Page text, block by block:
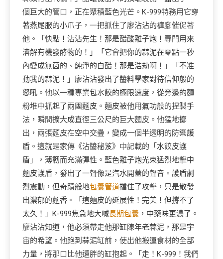
個巨大的管口，正在聚積藍色光芒。K-999特務用它穿
著燕尾服的小爪子，一把抓住了廖沾沾的褲腳催促著
他。「快點！沾沾先生！那是醋酸離子炮！專門用來
溶解有機發酵物的！」「它會把你的蒜泥在零點一秒
內變成無菌的、純淨的白醋！那是浩劫啊！」「不准
動我的蒜泥！」廖沾沾發出了醬料學家對待信仰般的
怒吼。他以一種專業包水餃的極限速度，從旁邊的麵
粉堆中抓起了兩團麵皮。麵皮被他用氣功般的捏製手
法，瞬間擴大成直徑三公尺的巨大麵皮。他猛地擲
出，兩張麵皮在空中交疊，變成一個半透明的防禦護
盾。這就是家傳《沾醬秘笈》中記載的「水餃皮護
盾」，薄韌而充滿彈性。藍色離子炮光束猛烈地擊中
麵皮護盾，發出了一聲像是汽水開蓋的聲音。護盾劇
烈震動，但奇蹟般地包養管道擋住了攻擊，只是散發
出濃郁的麵香。「這麵皮的延展性！完美！但撐不了
太久！」K-999焦急地大喊長期包養 ，中藥味更濃了。
廖沾沾知道，他必須帶走他那缸陳年老蒜泥，那是宇
宙的希望。他跑到蒜泥缸前，使出他搬運食材的全部
力量，將那口比他還胖的缸抱起。「走！K-999！我們